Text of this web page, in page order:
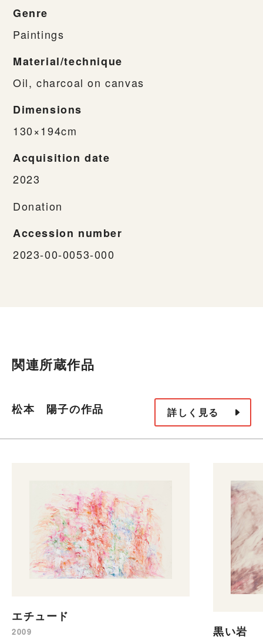
Genre
Paintings
Material/technique
Oil, charcoal on canvas
Dimensions
130×194cm
Acquisition date
2023
Donation
Accession number
2023-00-0053-000
関連所蔵作品
松本 陽子の作品 詳しく見る
エチュード
2009 黒い岩